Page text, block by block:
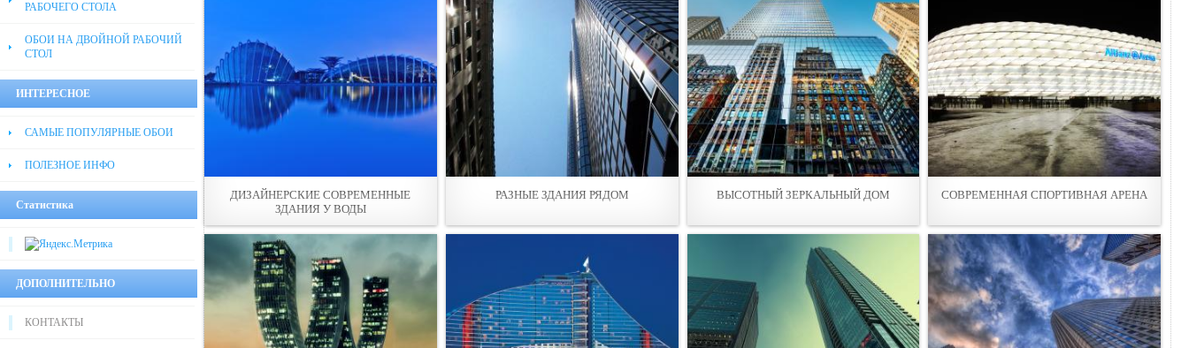
РАБОЧЕГО СТОЛА
ОБОИ НА ДВОЙНОЙ РАБОЧИЙ
СТОЛ
ИНТЕРЕСНОЕ
САМЫЕ ПОПУЛЯРНЫЕ ОБОИ
ПОЛЕЗНОЕ ИНФО
Статистика
ДОПОЛНИТЕЛЬНО
КОНТАКТЫ
ДИЗАЙНЕРСКИЕ СОВРЕМЕННЫЕ
ЗДАНИЯ У ВОДЫ
РАЗНЫЕ ЗДАНИЯ РЯДОМ ВЫСОТНЫЙ ЗЕРКАЛЬНЫЙ ДОМ СОВРЕМЕННАЯ СПОРТИВНАЯ АРЕНА